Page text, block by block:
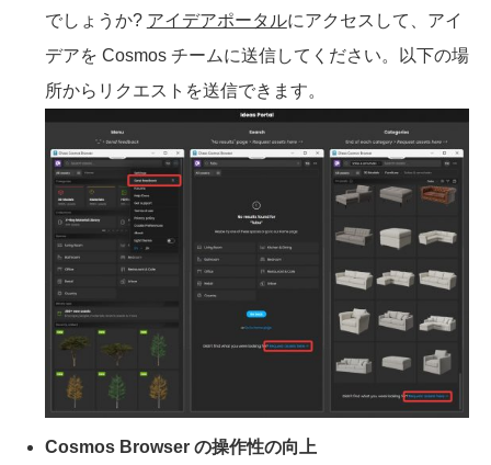
でしょうか? アイデアポータルにアクセスして、アイ
デアを Cosmos チームに送信してください。以下の場
所からリクエストを送信できます。
Cosmos Browser の操作性の向上